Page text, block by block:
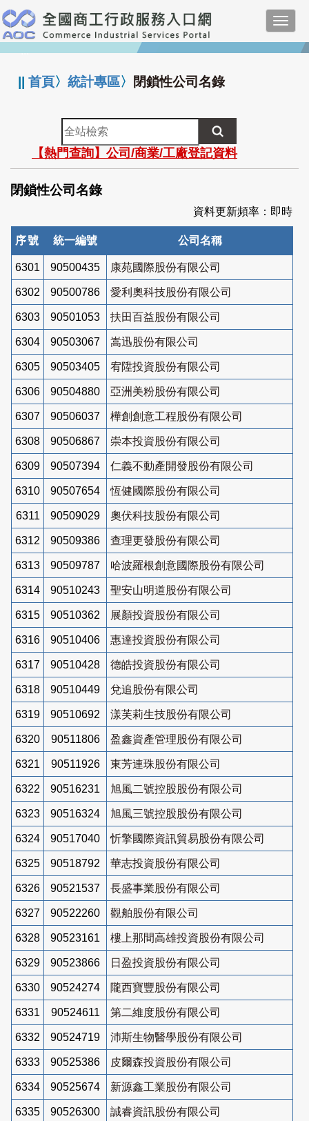
跳
到
主
要
:::
||首頁〉統計專區〉 閉鎖性公司名錄
全
站
檢
索
【熱門查詢】公司/商業/工廠登記資料
閉鎖性公司名錄
資料更新頻率：即時
序號 統一編號 公司名稱
6301 90500435 康苑國際股份有限公司
6302 90500786 愛利奧科技股份有限公司
6303 90501053 扶田百益股份有限公司
6304 90503067 嵩迅股份有限公司
6305 90503405 宥陞投資股份有限公司
6306 90504880 亞洲美粉股份有限公司
6307 90506037 樺創創意工程股份有限公司
6308 90506867 崇本投資股份有限公司
6309 90507394 仁義不動產開發股份有限公司
6310 90507654 恆健國際股份有限公司
6311 90509029 奧伏科技股份有限公司
6312 90509386 查理更發股份有限公司
6313 90509787 哈波羅根創意國際股份有限公司
6314 90510243 聖安山明道股份有限公司
6315 90510362 展顏投資股份有限公司
6316 90510406 惠達投資股份有限公司
6317 90510428 德皓投資股份有限公司
6318 90510449 兌追股份有限公司
6319 90510692 漾芙莉生技股份有限公司
6320 90511806 盈鑫資產管理股份有限公司
6321 90511926 東芳連珠股份有限公司
6322 90516231 旭風二號控股股份有限公司
6323 90516324 旭風三號控股股份有限公司
6324 90517040 忻擎國際資訊貿易股份有限公司
6325 90518792 華志投資股份有限公司
6326 90521537 長盛事業股份有限公司
6327 90522260 觀舶股份有限公司
6328 90523161 樓上那間高雄投資股份有限公司
6329 90523866 日盈投資股份有限公司
6330 90524274 隴西寶豐股份有限公司
6331 90524611 第二維度股份有限公司
6332 90524719 沛斯生物醫學股份有限公司
6333 90525386 皮爾森投資股份有限公司
6334 90525674 新源鑫工業股份有限公司
6335 90526300 誠睿資訊股份有限公司